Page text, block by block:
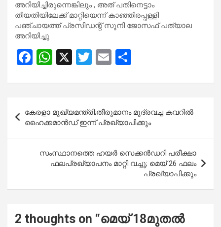
അറിയിച്ചിരുന്നെങ്കിലും , അത് പതിനെട്ടാം
തീയതിയിലേക്ക് മാറ്റിയെന്ന് കാഞ്ഞിരപ്പള്ളി
പഞ്ചായത്ത് പ്രസിഡന്റ് സുനി ജോസഫ് പത്യാല
അറിയിച്ചു
F
ce
o
o
k
W
at
A
p
p
X
T
tt
er
E
ail ar
navigation
കേ​ര​ളാ മു​ഖ്യ​മ​ന്ത്രി;തീ​രു​മാ​നം മു​ദ്ര​വ​ച്ച ക​വ​റി​ല്‍
ഹൈ​ക്ക​മാ​ന്‍​ഡ് ഇ​ന്ന് പ്ര​ഖ്യാ​പി​ക്കും
സംസ്ഥാനത്തെ ഹയർ സെക്കൻഡറി പരീക്ഷാ
ഫലപ്രഖ്യാപനം മാറ്റി വച്ചു; മെയ് 26 ഫലം
പ്രഖ്യാപിക്കും
2 thoughts on “മെയ് 18മുതൽ